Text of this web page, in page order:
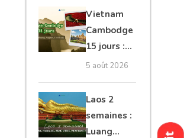
secret &
Mékong
Vietnam
Cambodge
15 jours :
Hanoi,
Angkor,
Tonlé Sap
5 août 2026
Laos 2
semaines :
Luang